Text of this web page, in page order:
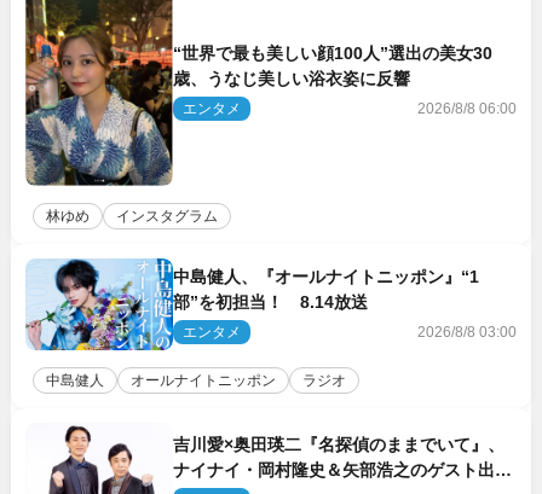
“世界で最も美しい顔100人”選出の美女30
歳、うなじ美しい浴衣姿に反響
エンタメ 2026/8/8 06:00
林ゆめ インスタグラム
中島健人、『オールナイトニッポン』“1
部”を初担当！ 8.14放送
エンタメ 2026/8/8 03:00
中島健人 オールナイトニッポン ラジオ
吉川愛×奥田瑛二『名探偵のままでいて』、
ナイナイ・岡村隆史＆矢部浩之のゲスト出演